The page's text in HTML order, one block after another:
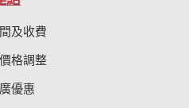
及收費
格調整
優惠